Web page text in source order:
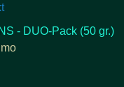
- DUO-Pack (50 gr.)